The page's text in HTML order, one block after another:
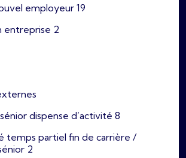
employeur 19
entreprise 2
dispense d’activité 8
temps partiel fin de carrière /
2